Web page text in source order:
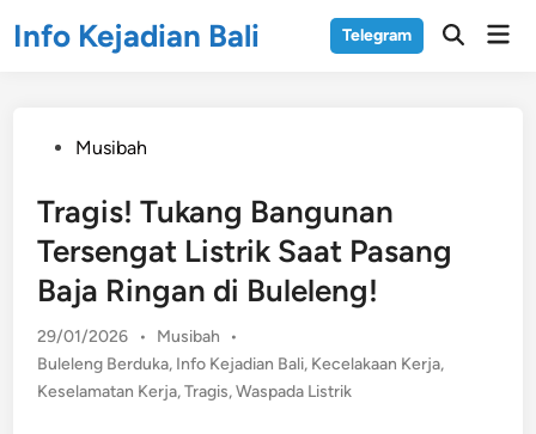
toInfo Kejadian Bali Telegram
Open
PostedMusibah
Tragis! Tukang Bangunan
Tersengat Listrik Saat Pasang
Baja Ringan di Buleleng!
29/01/2026 •
Posted
in
Musibah
•
Buleleng Berduka, Info Kejadian Bali, Kecelakaan Kerja,
Keselamatan Kerja,Tragis,Waspada Listrik